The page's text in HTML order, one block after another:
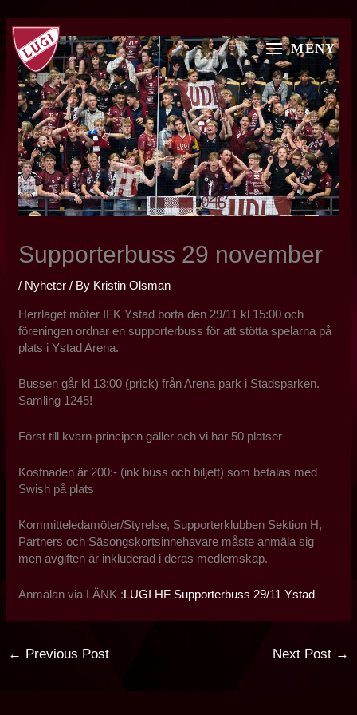
Skip
content
MAIN
MENU
MENY
Supporterbuss 29 november
/ Nyheter / By Kristin Olsman
Herrlaget möter IFK Ystad borta den 29/11 kl 15:00 och
föreningen ordnar en supporterbuss för att stötta spelarna på
plats i Ystad Arena.
Bussen går kl 13:00 (prick) från Arena park i Stadsparken.
Samling 1245!
Först till kvarn-principen gäller och vi har 50 platser
Kostnaden är 200:- (ink buss och biljett) som betalas med
Swish på plats
Kommitteledamöter/Styrelse, Supporterklubben Sektion H,
Partners och Säsongskortsinnehavare måste anmäla sig
men avgiften är inkluderad i deras medlemskap.
Anmälan via LÄNK :LUGI HF Supporterbuss 29/11 Ystad
← Previous Post Next Post →